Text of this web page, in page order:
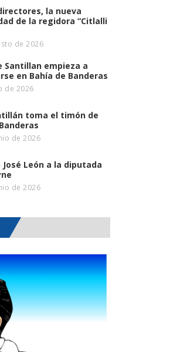
la nueva
de la regidora “Citlalli
de 2026
Santillan empieza a
en Bahía de Banderas
de 2026
toma el timón de
de 2026
José León a la diputada
de 2026